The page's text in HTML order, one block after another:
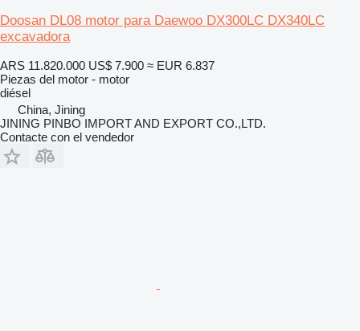
Doosan DL08 motor para Daewoo DX300LC DX340LC
excavadora
ARS 11.820.000 US$ 7.900 ≈ EUR 6.837
Piezas del motor - motor
diésel
China, Jining
JINING PINBO IMPORT AND EXPORT CO.,LTD.
Contacte con el vendedor